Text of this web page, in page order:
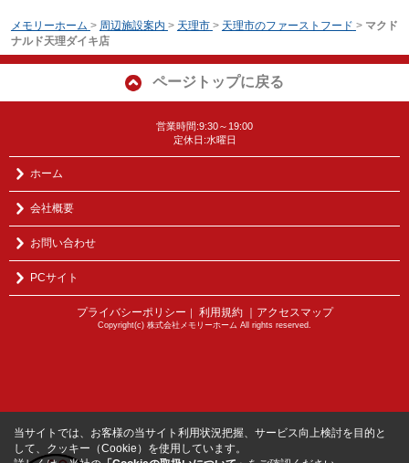
メモリーホーム > 周辺施設案内 > 天理市 > 天理市のファーストフード > マクド
ナルド天理ダイキ店
ページトップに戻る
営業時間:9:30～19:00
定休日:水曜日
ホーム
会社概要
お問い合わせ
PCサイト
プライバシーポリシー ｜ 利用規約 ｜アクセスマップ
Copyright(c) 株式会社メモリーホーム All rights reserved.
当サイトでは、お客様の当サイト利用状況把握、サービス向上検討を目的と
して、クッキー（Cookie）を使用しています。